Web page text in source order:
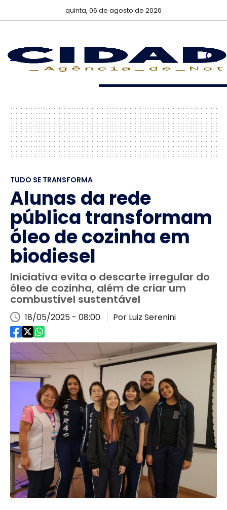
quinta, 06 de agosto de 2026
TUDO SE TRANSFORMA
Alunas da rede
pública transformam
óleo de cozinha em
biodiesel
Iniciativa evita o descarte irregular do
óleo de cozinha, além de criar um
combustível sustentável
18/05/2025 - 08:00 Por Luiz Serenini